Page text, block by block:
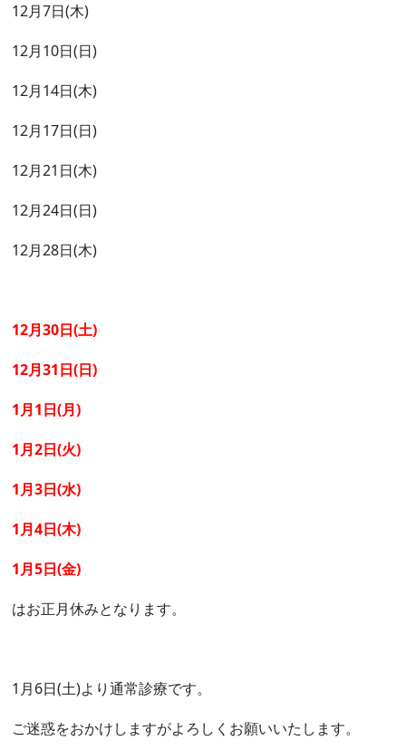
12月7日(木)
12月10日(日)
12月14日(木)
12月17日(日)
12月21日(木)
12月24日(日)
12月28日(木)
12月30日(土)
12月31日(日)
1月1日(月)
1月2日(火)
1月3日(水)
1月4日(木)
1月5日(金)
はお正月休みとなります。
1月6日(土)より通常診療です。
ご迷惑をおかけしますがよろしくお願いいたします。